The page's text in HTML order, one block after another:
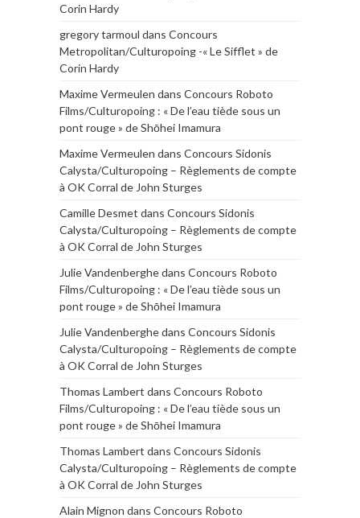
Corin Hardy
gregory tarmoul dans Concours
Metropolitan/Culturopoing -« Le Sifflet » de
Corin Hardy
Maxime Vermeulen dans Concours Roboto
Films/Culturopoing : « De l’eau tiède sous un
pont rouge » de Shōhei Imamura
Maxime Vermeulen dans Concours Sidonis
Calysta/Culturopoing – Règlements de compte
à OK Corral de John Sturges
Camille Desmet dans Concours Sidonis
Calysta/Culturopoing – Règlements de compte
à OK Corral de John Sturges
Julie Vandenberghedans Concours Roboto
Films/Culturopoing : « De l’eau tiède sous un
pont rouge » de Shōhei Imamura
Julie Vandenberghedans Concours Sidonis
Calysta/Culturopoing – Règlements de compte
à OK Corral de John Sturges
Thomas Lambert dans Concours Roboto
Films/Culturopoing : « De l’eau tiède sous un
pont rouge » de Shōhei Imamura
Thomas Lambert dans Concours Sidonis
Calysta/Culturopoing – Règlements de compte
à OK Corral de John Sturges
Alain Mignon dans Concours Roboto